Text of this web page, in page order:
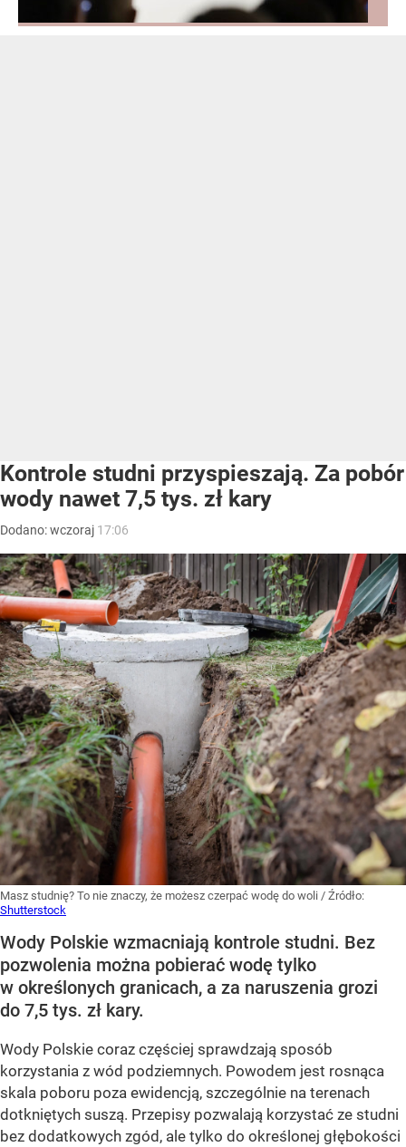
Kontrole studni przyspieszają. Za pobór
wody nawet 7,5 tys. zł kary
Dodano:wczoraj 17:06
Masz studnię? To nie znaczy, że możesz czerpać wodę do woli / Źródło:
Shutterstock
Wody Polskie wzmacniają kontrole studni. Bez
pozwolenia można pobierać wodę tylko
w określonych granicach, a za naruszenia grozi
do 7,5 tys. zł kary.
Wody Polskie coraz częściej sprawdzają sposób
korzystania z wód podziemnych. Powodem jest rosnąca
skala poboru poza ewidencją, szczególnie na terenach
dotkniętych suszą. Przepisy pozwalają korzystać ze studni
bez dodatkowych zgód, ale tylko do określonej głębokości